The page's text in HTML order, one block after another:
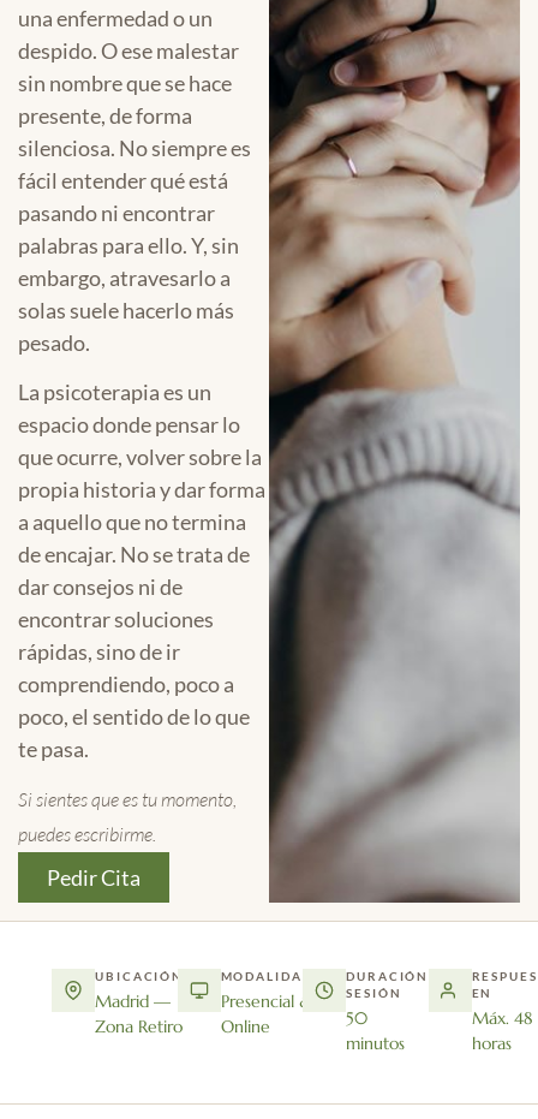
una enfermedad o un
despido. O ese malestar
sin nombre que se hace
presente, de forma
silenciosa. No siempre es
fácil entender qué está
pasando ni encontrar
palabras para ello. Y, sin
embargo, atravesarlo a
solas suele hacerlo más
pesado.
La psicoterapia es un
espacio donde pensar lo
que ocurre, volver sobre la
propia historia y dar forma
a aquello que no termina
de encajar. No se trata de
dar consejos ni de
encontrar soluciones
rápidas, sino de ir
comprendiendo, poco a
poco, el sentido de lo que
te pasa.
Si sientes que es tu momento,
puedes escribirme.
Pedir Cita
UBICACIÓN
Madrid —
Zona Retiro
MODALIDAD
Presencial &
Online
DURACIÓN
SESIÓN
50
minutos
EN
Máx. 48
horas